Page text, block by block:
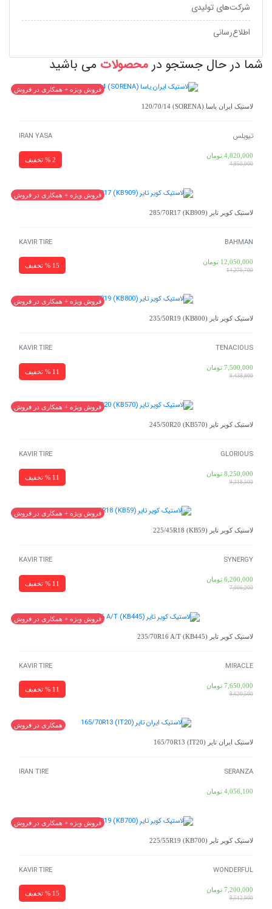
شرکت‌های تولیدی
اطلاع‌رسانی
شما در حال جستجو در محصولات می باشید
لاستیک ایران یاسا (SORENA) 120/70/14
تیوبلس IRAN YASA
4,820,000 تومان
4,950,000
2 % تخفیف
فروش ویژه + همکاری در فروش
لاستیک کویر تایر (KB909) 285/70R17
BAHMAN
KAVIR TIRE
12,050,000 تومان
14,275,700
15 % تخفیف
فروش ویژه + همکاری در فروش
لاستیک کویر تایر (KB800) 235/50R19
TENACIOUS
KAVIR TIRE
7,500,000 تومان
8,438,800
11 % تخفیف
فروش ویژه + همکاری در فروش
لاستیک کویر تایر (KB570) 245/50R20
GLORIOUS
KAVIR TIRE
8,250,000 تومان
9,318,500
11 % تخفیف
فروش ویژه + همکاری در فروش
لاستیک کویر تایر (KB59) 225/45R18
SYNERGY
KAVIR TIRE
6,200,000 تومان
7,006,200
11 % تخفیف
فروش ویژه + همکاری در فروش
لاستیک کویر تایر 235/70R16 A/T (KB445)
MIRACLE
KAVIR TIRE
7,650,000 تومان
8,620,500
11 % تخفیف
فروش ویژه + همکاری در فروش
لاستیک ایران تایر 165/70R13 (IT20)
SERANZA
IRAN TIRE
4,056,100 تومان
همکاری در فروش
لاستیک کویر تایر 225/55R19 (KB700)
WONDERFUL
KAVIR TIRE
7,200,000 تومان
8,512,900
15 % تخفیف
فروش ویژه + همکاری در فروش